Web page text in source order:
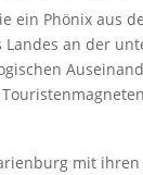
ein Phönix aus
an der
mit